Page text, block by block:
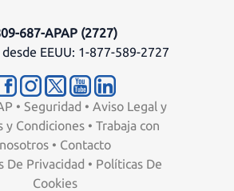
687-APAP (2727)
EEUU: 1-877-589-2727
• Seguridad • Aviso Legal y
y Condiciones • Trabaja con
nosotros • Contacto
De Privacidad • Políticas De
Cookies